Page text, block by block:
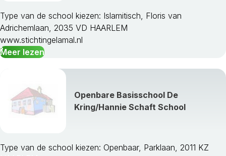
Type van de school kiezen: Islamitisch, Floris van
Adrichemlaan, 2035 VD HAARLEM
www.stichtingelamal.nl
Meer lezen
Openbare Basisschool De
Kring/Hannie Schaft School
Type van de school kiezen: Openbaar, Parklaan, 2011 KZ